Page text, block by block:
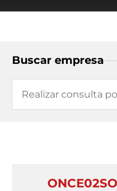
Buscar empresa